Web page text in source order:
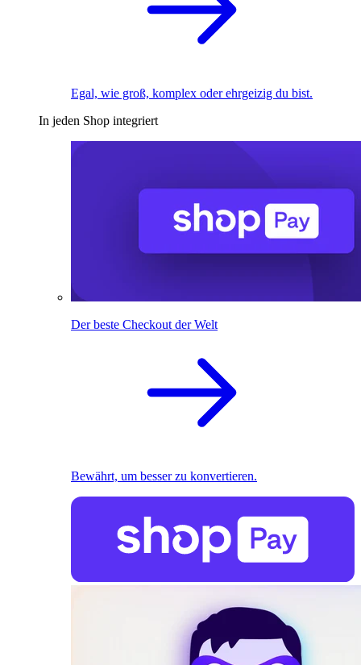
Egal, wie groß, komplex oder ehrgeizig du bist.
In jeden Shop integriert
Der beste Checkout der Welt
Bewährt, um besser zu konvertieren.